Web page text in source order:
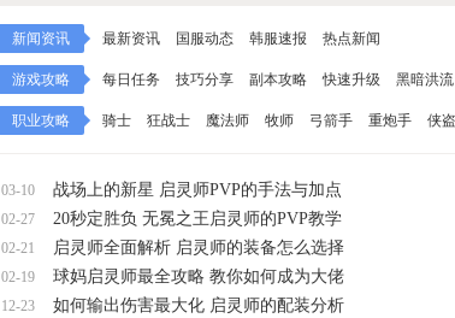
新闻资讯 最新资讯 国服动态 韩服速报 热点新闻
游戏攻略 每日任务 技巧分享 副本攻略 快速升级 黑暗洪流
职业攻略 骑士 狂战士 魔法师 牧师 弓箭手 重炮手 侠盗
03-10 战场上的新星 启灵师PVP的手法与加点
02-27 20秒定胜负 无冕之王启灵师的PVP教学
02-21 启灵师全面解析 启灵师的装备怎么选择
02-19 球妈启灵师最全攻略 教你如何成为大佬
12-23 如何输出伤害最大化 启灵师的配装分析